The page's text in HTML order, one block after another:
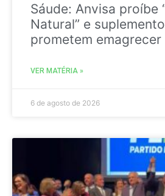
Sáude: Anvisa proíbe
Natural” e
prometem emagrecer
VER MATÉRIA »
6 de agosto de 2026